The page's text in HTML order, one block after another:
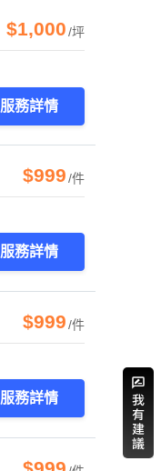
$1,000/坪
服務詳情
$999/件
服務詳情
$999/件
服務詳情